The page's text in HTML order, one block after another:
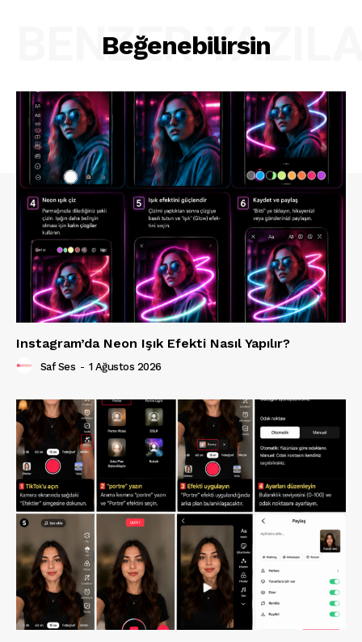
Beğenebilirsin
BENZER
Instagram’da Neon Işık Efekti Nasıl Yapılır?
Saf Ses - 1 Ağustos 2026